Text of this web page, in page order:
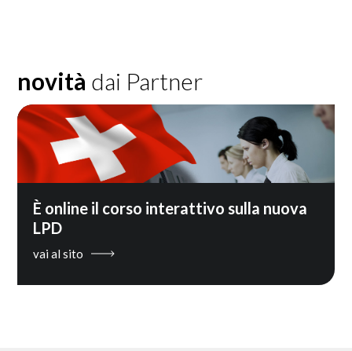
novità dai Partner
È online il corso interattivo sulla nuova
LPD
vai al sito